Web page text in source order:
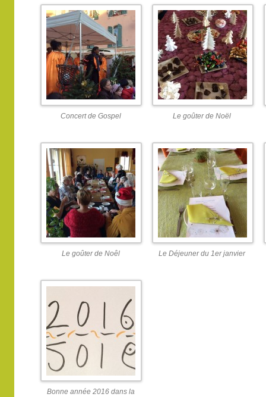
Concert de Gospel Le goûter de Noël
Le goûter de Noêl Le Déjeuner du 1er janvier
Bonne année 2016 dans la